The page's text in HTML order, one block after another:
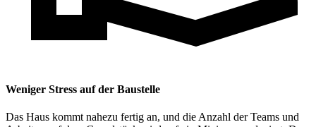
Weniger Stress auf der Baustelle
Das Haus kommt nahezu fertig an, und die Anzahl der Teams und